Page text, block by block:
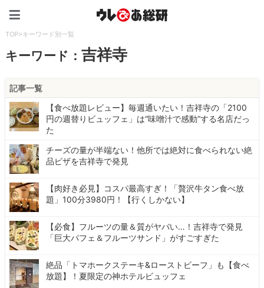
TOP>キーワード別一覧
キーワード：吉祥寺
記事一覧
【食べ放題レビュー】毎週通いたい！吉祥寺の「2100
円の週替りビュッフェ」は“味噌汁で感動”する名店だっ
た
チーズの量が半端ない！他所では絶対に食べられない絶
品ピザを吉祥寺で発見
【肉好き必見】コスパ最高すぎ！「贅沢牛タン食べ放
題」100分3980円！【行くしかない】
【必食】フルーツの量＆質がヤバい…！吉祥寺で発見
「巨大パフェ＆フルーツサンド」がすごすぎた
絶品「トマホークステーキ&ローストビーフ」も【食べ
放題】！夏限定の神ホテルビュッフェ